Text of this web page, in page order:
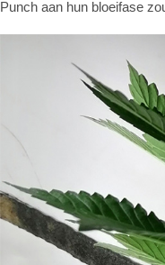
Punch aan hun bloeifase